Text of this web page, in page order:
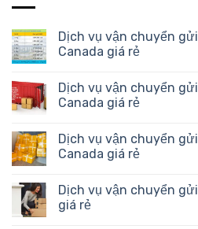
Dịch vụ vận chuyển
Canada giá rẻ
Dịch vụ vận chuyển
Canada giá rẻ
Dịch vụ vận chuyển
Canada giá rẻ
Dịch vụ vận chuyển
giá rẻ